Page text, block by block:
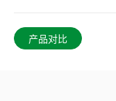
产品对比